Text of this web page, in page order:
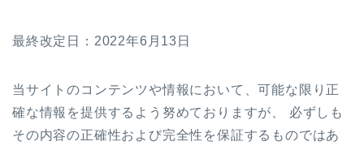
最終改定日：2022年6月13日
当サイトのコンテンツや情報において、可能な限り正
確な情報を提供するよう努めておりますが、 必ずしも
その内容の正確性および完全性を保証するものではあ